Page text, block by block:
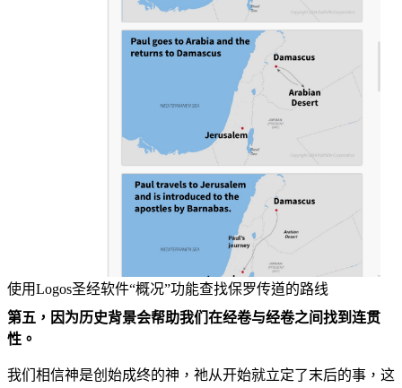
使用Logos圣经软件“概况”功能查找保罗传道的路线
第五，因为历史背景会帮助我们在经卷与经卷之间找到连贯
性。
我们相信神是创始成终的神，祂从开始就立定了末后的事，这